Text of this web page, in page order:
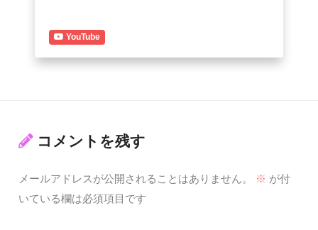
YouTube
コメントを残す
メールアドレスが公開されることはありません。 ※ が付
いている欄は必須項目です